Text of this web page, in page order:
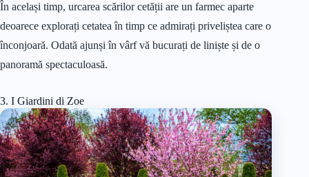
În același timp, urcarea scărilor cetății are un farmec aparte
deoarece explorați cetatea în timp ce admirați priveliștea care o
înconjoară. Odată ajunși în vârf vă bucurați de liniște și de o
panoramă spectaculoasă.
3. I Giardini di Zoe